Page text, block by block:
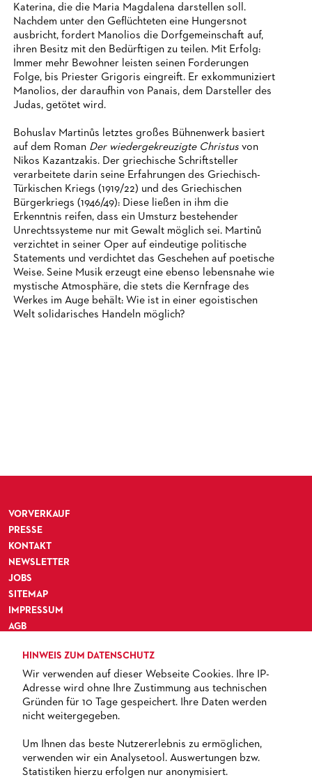
Katerina, die die Maria Magdalena darstellen soll.
Nachdem unter den Geflüchteten eine Hungersnot
ausbricht, fordert Manolios die Dorfgemeinschaft auf,
ihren Besitz mit den Bedürftigen zu teilen. Mit Erfolg:
Immer mehr Bewohner leisten seinen Forderungen
Folge, bis Priester Grigoris eingreift. Er exkommuniziert
Manolios, der daraufhin von Panais, dem Darsteller des
Judas, getötet wird.
Bohuslav Martinůs letztes großes Bühnenwerk basiert
auf dem Roman Der wiedergekreuzigte Christus von
Nikos Kazantzakis. Der griechische Schriftsteller
verarbeitete darin seine Erfahrungen des Griechisch-
Türkischen Kriegs (1919/22) und des Griechischen
Bürgerkriegs (1946/49): Diese ließen in ihm die
Erkenntnis reifen, dass ein Umsturz bestehender
Unrechtssysteme nur mit Gewalt möglich sei. Martinů
verzichtet in seiner Oper auf eindeutige politische
Statements und verdichtet das Geschehen auf poetische
Weise. Seine Musik erzeugt eine ebenso lebensnahe wie
mystische Atmosphäre, die stets die Kernfrage des
Werkes im Auge behält: Wie ist in einer egoistischen
Welt solidarisches Handeln möglich?
VORVERKAUF
PRESSE
KONTAKT
NEWSLETTER
JOBS
SITEMAP
IMPRESSUM
AGB
BARRIEREFREIHEIT
+ 49 69 212-49494
HINWEIS ZUM DATENSCHUTZ
Wir verwenden auf dieser Webseite Cookies. Ihre IP-
Adresse wird ohne Ihre Zustimmung aus technischen
Gründen für 10 Tage gespeichert. Ihre Daten werden
nicht weitergegeben.
Um Ihnen das beste Nutzererlebnis zu ermöglichen,
verwenden wir ein Analysetool. Auswertungen bzw.
Statistiken hierzu erfolgen nur anonymisiert.